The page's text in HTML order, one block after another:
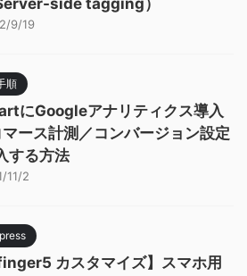
side tagging）
9/19
順
にGoogleアナリティクス導入
マース計測／コンバージョン設定
する方法
11/2
カスタマイズ】スマホ用